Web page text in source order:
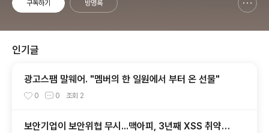
구독하기 방명록
인기글
광고스팸 말웨어. "멤버의 한 일원에서 부터 온 선물"
0 0 조회 2
보안기업이 보안위협 무시...맥아피, 3년째 XSS 취약점